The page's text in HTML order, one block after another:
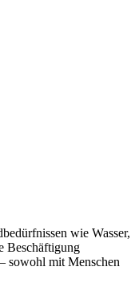
wie Wasser,
Beschäftigung
sowohl mit Menschen